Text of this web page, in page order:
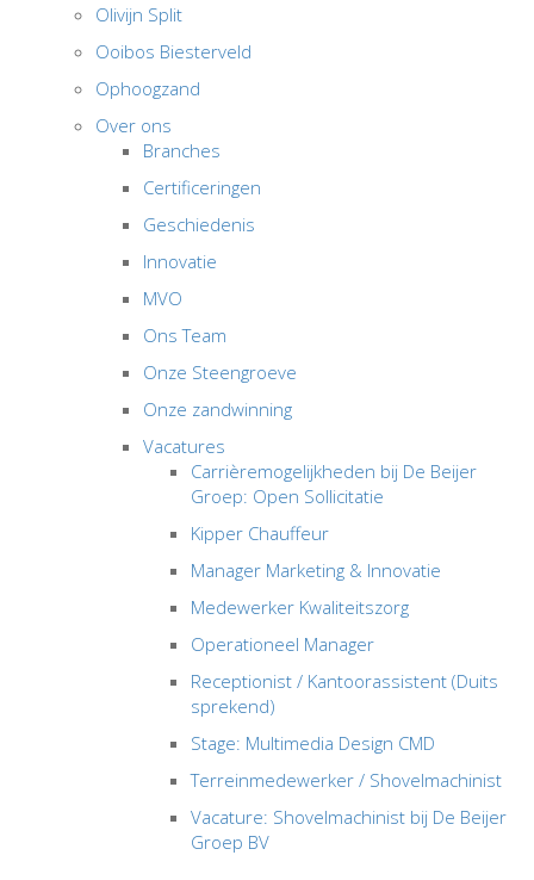
Olivijn Split
Ooibos Biesterveld
Ophoogzand
Over ons
Branches
Certificeringen
Geschiedenis
Innovatie
MVO
Ons Team
Onze Steengroeve
Onze zandwinning
Vacatures
Carrièremogelijkheden bij De Beijer
Groep: Open Sollicitatie
Kipper Chauffeur
Manager Marketing & Innovatie
Medewerker Kwaliteitszorg
Operationeel Manager
Receptionist / Kantoorassistent (Duits
sprekend)
Stage: Multimedia Design CMD
Terreinmedewerker / Shovelmachinist
Vacature: Shovelmachinist bij De Beijer
Groep BV